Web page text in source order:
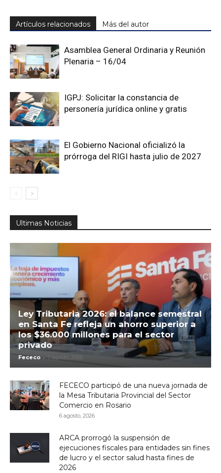
Artículos relacionados Más del autor
Asamblea General Ordinaria y Reunión
Plenaria – 16/04
IGPJ: Solicitar la constancia de
personería jurídica online y gratis
El Gobierno Nacional oficializó la
prórroga del RIGI hasta julio de 2027
Ultimas Noticias
Ley Tributaria 2026: el balance semestral
en Santa Fe refleja un ahorro superior a
los $36.000 millones para el sector
privado
Fececo - 7 agosto, 2026
FECECO participó de una nueva jornada de
la Mesa Tributaria Provincial del Sector
Comercio en Rosario
6 agosto, 2026
ARCA prorrogó la suspensión de
ejecuciones fiscales para entidades sin fines
de lucro y el sector salud hasta fines de
2026